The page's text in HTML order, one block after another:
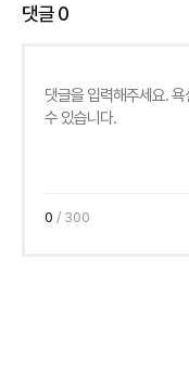
댓글0
0 / 300